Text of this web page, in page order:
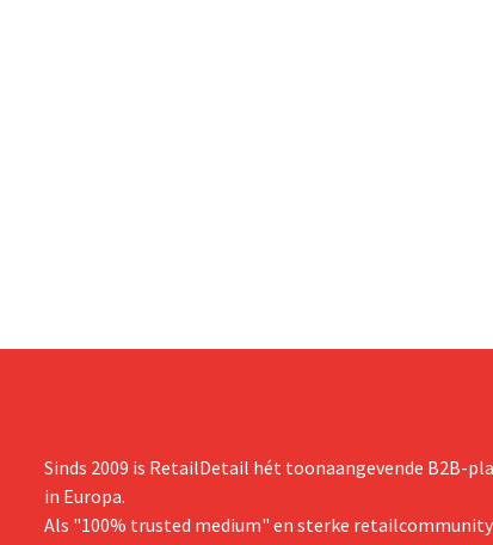
Sinds 2009 is RetailDetail hét toonaangevende B2B-
in Europa.
Als "100% trusted medium" en sterke